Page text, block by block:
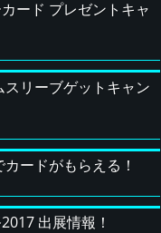
ード プレゼントキャ
リーブゲットキャン
ードがもらえる！
出展情報！